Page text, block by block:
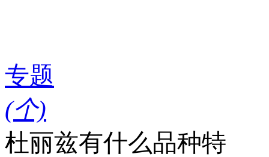
专题
(个)
杜丽兹有什么品种特